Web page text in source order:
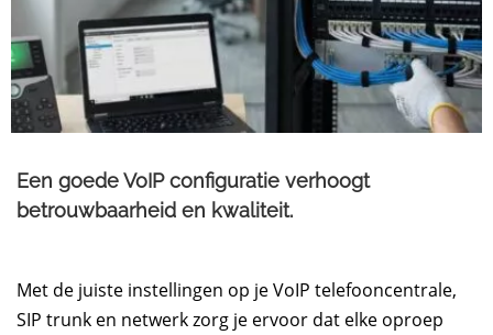
Een goede VoIP configuratie verhoogt
betrouwbaarheid en kwaliteit.
Met de juiste instellingen op je VoIP telefooncentrale,
SIP trunk en netwerk zorg je ervoor dat elke oproep